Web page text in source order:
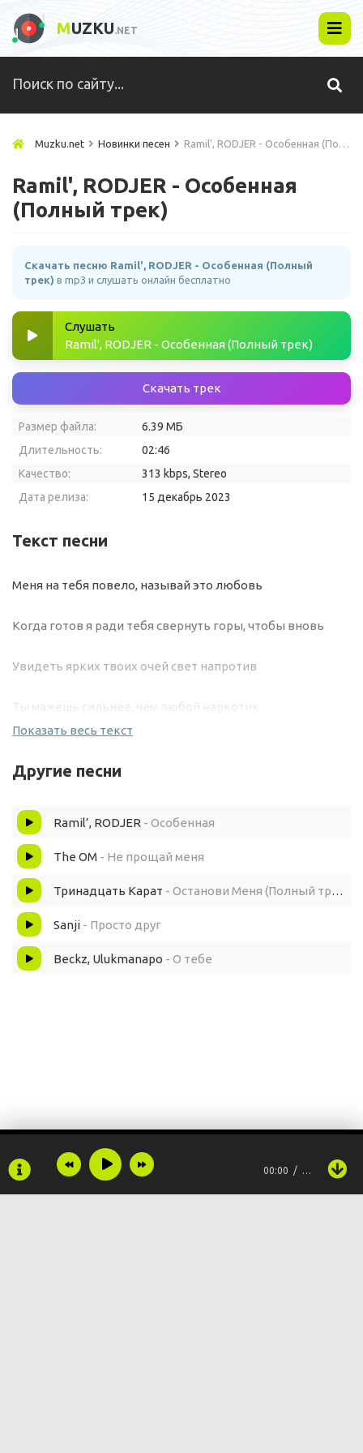
MUZKU.NET
Muzku.net Новинки песен Ramil', RODJER - Особенная (Полный трек)
Ramil', RODJER - Особенная
(Полный трек)
Скачать песню Ramil', RODJER - Особенная (Полный
трек) в mp3 и слушать онлайн бесплатно
Слушать
Ramil', RODJER - Особенная (Полный трек)
Скачать трек
Размер файла:
6.39 МБ
Длительность:
02:46
Качество:
313 kbps, Stereo
Дата релиза:
15 декабрь 2023
Текст песни
Меня на тебя повело, называй это любовь
Когда готов я ради тебя свернуть горы, чтобы вновь
Увидеть ярких твоих очей свет напротив
Ты мажешь сильнее, чем любой наркотик
друга
Я будто прозрел
Давай подарим миру наших чувств беспредел
Ты закуришь на балконе, я подам огня
Яркость тут на минимум, на тебе лишь простыня
В костер
Слова, что дарят немые
Показать весь текст
Другие песни
Ramil’, RODJER - Особенная
The OM - Не прощай меня
Тринадцать Карат - Останови Меня (Полный трек)
Sanji - Просто друг
Beckz, Ulukmanapo - О тебе
00:00